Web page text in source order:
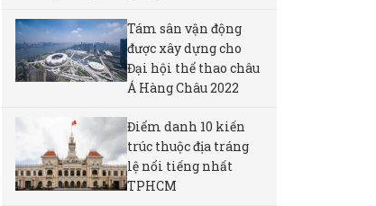
Tám sân vận động
được xây dựng cho
Đại hội thể thao châu
Á Hàng Châu 2022
Điểm danh 10 kiến
trúc thuộc địa tráng
lệ nổi tiếng nhất
TPHCM